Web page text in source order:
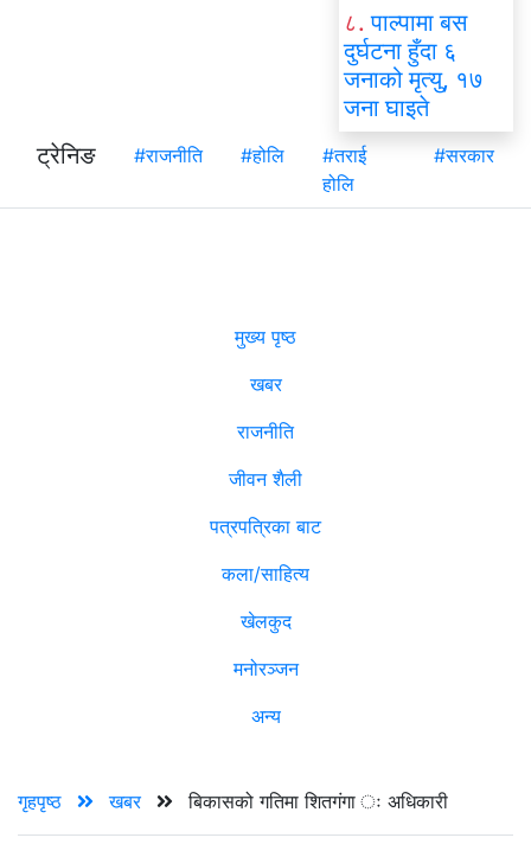
८. पाल्पामा बस
दुर्घटना हुँदा ६
जनाको मृत्यु, १७
जना घाइते
ट्रेनिङ
#राजनीति #होलि
#तराई
होलि
#सरकार
मुख्य पृष्ठ
खबर
राजनीति
जीवन शैली
पत्रपत्रिका बाट
कला/साहित्य
खेलकुद
मनोरञ्जन
अन्य
गृहपृष्ठ खबर बिकासको गतिमा शितगंगा ः अधिकारी